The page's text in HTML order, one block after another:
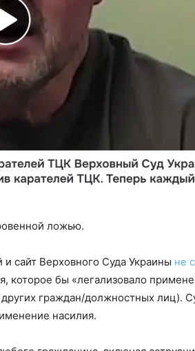
ложью.
сайт Верховного Суда Украины не
которое бы «легализовало
граждан/должностных лиц).
насилия.